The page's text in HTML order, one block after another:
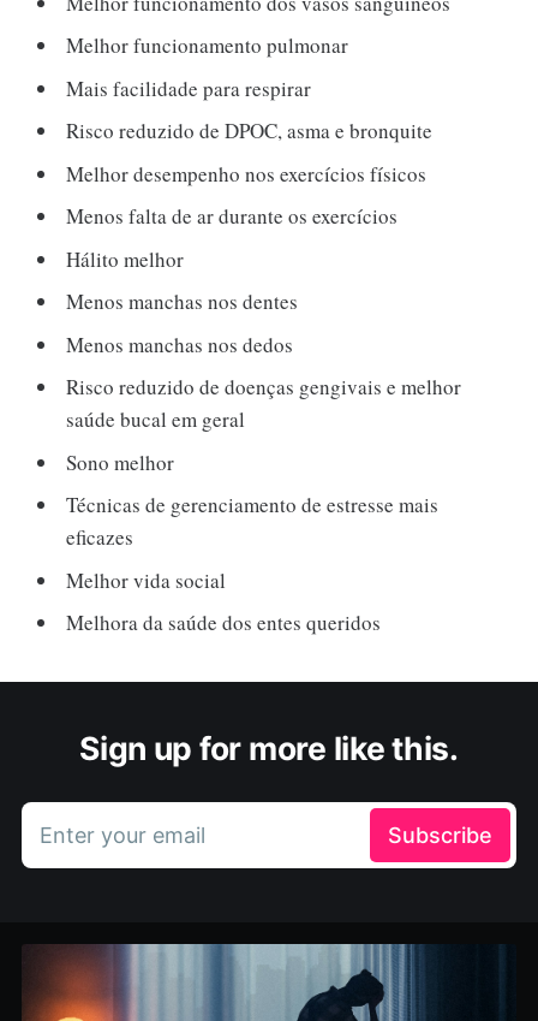
Melhor funcionamento pulmonar
Mais facilidade para respirar
Risco reduzido de DPOC, asma e bronquite
Melhor desempenho nos exercícios físicos
Menos falta de ar durante os exercícios
Hálito melhor
Menos manchas nos dentes
Menos manchas nos dedos
Risco reduzido de doenças gengivais e melhor
saúde bucal em geral
Sono melhor
Técnicas de gerenciamento de estresse mais
eficazes
Melhor vida social
Melhora da saúde dos entes queridos
Sign up for more like this.
Enter your email Subscribe